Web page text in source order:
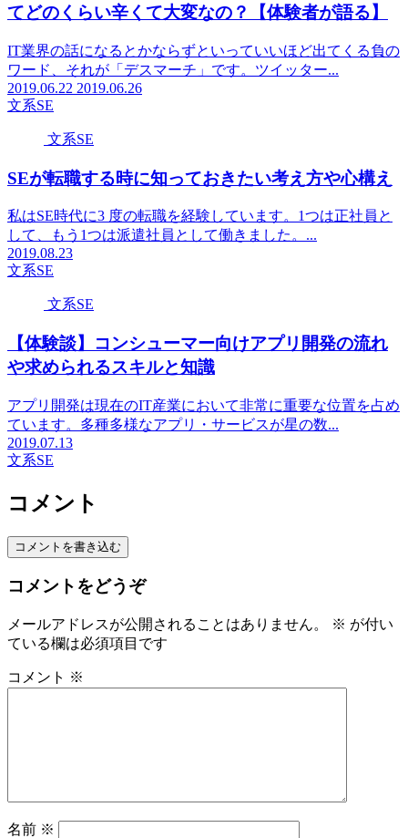
てどのくらい辛くて大変なの？【体験者が語る】
IT業界の話になるとかならずといっていいほど出てくる負の
ワード、それが「デスマーチ」です。ツイッター...
2019.06.22 2019.06.26
文系SE
文系SE
SEが転職する時に知っておきたい考え方や心構え
私はSE時代に3 度の転職を経験しています。1つは正社員と
して、もう1つは派遣社員として働きました。...
2019.08.23
文系SE
文系SE
【体験談】コンシューマー向けアプリ開発の流れ
や求められるスキルと知識
アプリ開発は現在のIT産業において非常に重要な位置を占め
ています。多種多様なアプリ・サービスが星の数...
2019.07.13
文系SE
コメント
コメントを書き込む
コメントをどうぞ
メールアドレスが公開されることはありません。 ※ が付い
ている欄は必須項目です
コメント ※
名前 ※